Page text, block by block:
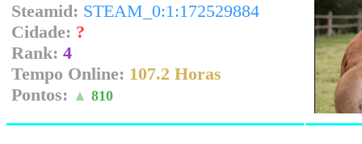
Steamid: STEAM_0:1:172529884
Cidade: ?
Rank: 4
Tempo Online: 107.2 Horas
Pontos: ▲ 810